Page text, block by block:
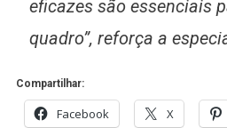
eficazes são essenciais
quadro”, reforça a
Compartilhar:
Facebook X